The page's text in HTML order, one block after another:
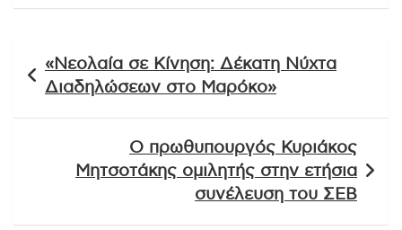
άρθρων
«Νεολαία σε Κίνηση: Δέκατη Νύχτα
Διαδηλώσεων στο Μαρόκο»
Ο πρωθυπουργός Κυριάκος
Μητσοτάκης ομιλητής στην ετήσια
συνέλευση του ΣΕΒ